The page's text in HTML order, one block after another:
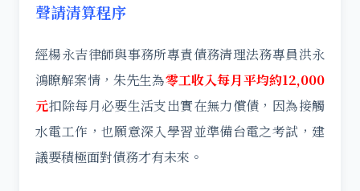
聲請清算程序
經楊永吉律師與事務所專責債務清理法務專員洪永
鴻瞭解案情，朱先生為零工收入每月平均約12,000
元扣除每月必要生活支出實在無力償債，因為接觸
水電工作，也願意深入學習並準備台電之考試，建
議要積極面對債務才有未來。